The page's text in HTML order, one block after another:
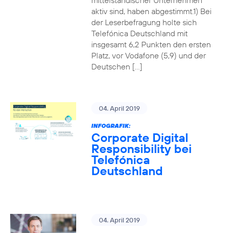
aktiv sind, haben abgestimmt.1) Bei
der Leserbefragung holte sich
Telefónica Deutschland mit
insgesamt 6,2 Punkten den ersten
Platz, vor Vodafone (5,9) und der
Deutschen […]
04. April 2019
INFOGRAFIK:
Corporate Digital
Responsibility bei
Telefónica
Deutschland
04. April 2019